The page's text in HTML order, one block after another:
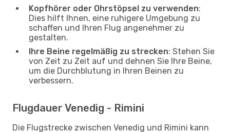
Kopfhörer oder Ohrstöpsel zu verwenden:
Dies hilft Ihnen, eine ruhigere Umgebung zu
schaffen und Ihren Flug angenehmer zu
gestalten.
Ihre Beine regelmäßig zu strecken: Stehen Sie
von Zeit zu Zeit auf und dehnen Sie Ihre Beine,
um die Durchblutung in Ihren Beinen zu
verbessern.
Flugdauer Venedig - Rimini
Die Flugstrecke zwischen Venedig und Rimini kann